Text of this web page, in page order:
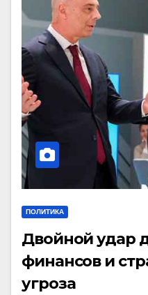
ПОЛИТИКА
Двойной удар
финансов и
угроза